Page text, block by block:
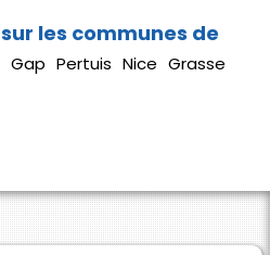
Gap Pertuis Nice Grasse